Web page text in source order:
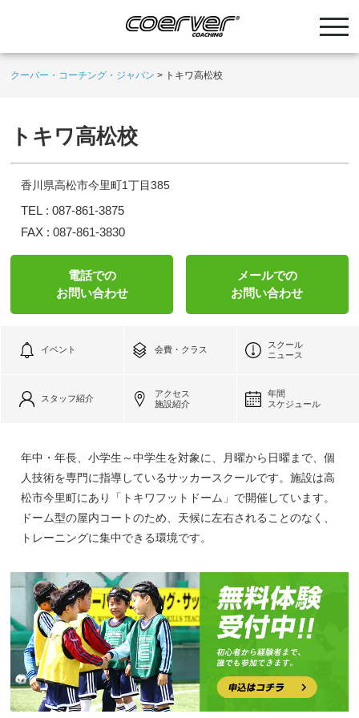
クーバー・コーチング・ジャパン > トキワ高松校
トキワ高松校
香川県高松市今里町1丁目385
TEL :087-861-3875
FAX :087-861-3830
電話での
お問い合わせ
メールでの
お問い合わせ
イベント 会費・クラス
スクール
ニュース
スタッフ紹介
アクセス
施設紹介
年間
スケジュール
年中・年長、小学生～中学生を対象に、月曜から日曜まで、個
人技術を専門に指導しているサッカースクールです。施設は高
松市今里町にあり「トキワフットドーム」で開催しています。
ドーム型の屋内コートのため、天候に左右されることのなく、
トレーニングに集中できる環境です。